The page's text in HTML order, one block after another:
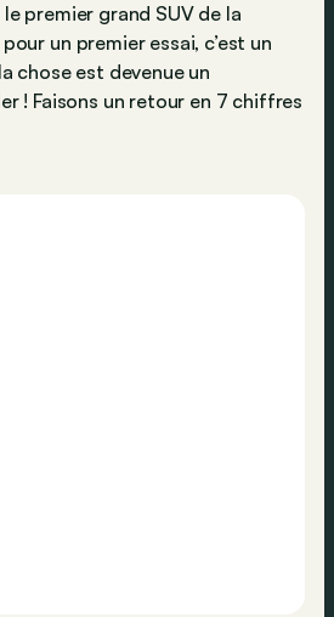
premier grand SUV de la
un premier essai, c’est un
chose est devenue un
! Faisons un retour en 7 chiffres